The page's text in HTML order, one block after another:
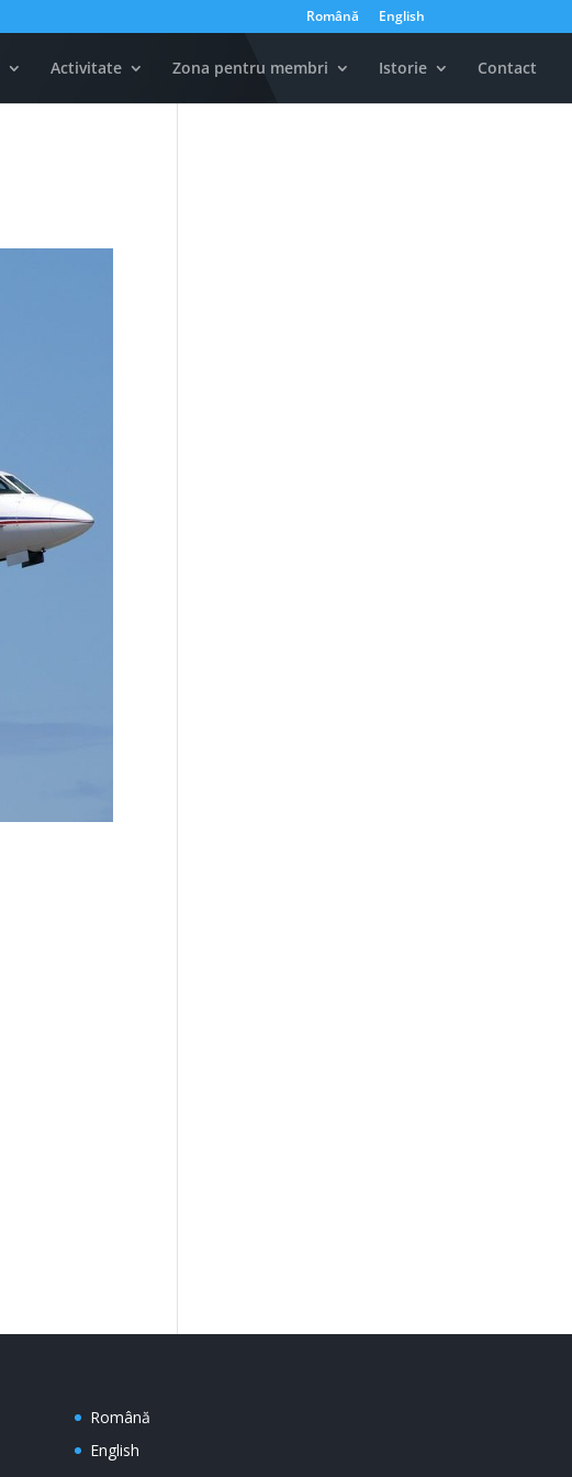
Română English
Activitate Zona pentru membri Istorie Contact
Română
English